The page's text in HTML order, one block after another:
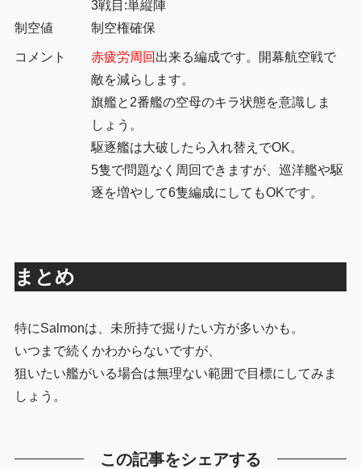
3戦目:単縦陣
制空値
制空権確保
コメント 赤疲労周回 出来る編成です。開幕航空戦で
敵を減らします。
旗艦と2番艦の空母のキラ状態を意識しま
しょう。
駆逐艦は大破したら入れ替えでOK。
5隻で問題なく周回できますが、巡洋艦や駆
逐を増やして6隻編成にしてもOKです。
まとめ
特にSalmonは、未所持で掘りたい方が多いかも。
いつまで続くかわからないですが、
狙いたい艦がいる場合は無理ない範囲で目標にしてみま
しょう。
この記事をシェアする